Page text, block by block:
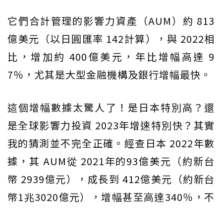
它們合計管理的影響力資產（AUM）約 813
億美元（以日圓匯率 142計算），與 2022相
比，增加約 400億美元，年比增幅高達 9
7％，尤其是大型金融機構及銀行增幅最快。
這個增幅數據太驚人了！是日本特別高？還
是全球影響力投資 2023年增速特別快？其實
我的猜測並不完全正確。經查日本 2022年數
據，其 AUM從 2021年的93億美元（約新台
幣 2939億元），成長到 412億美元（約新台
幣1兆3020億元），增幅甚至高達340％，不